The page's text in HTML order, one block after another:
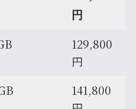
円
129,800
円
141,800